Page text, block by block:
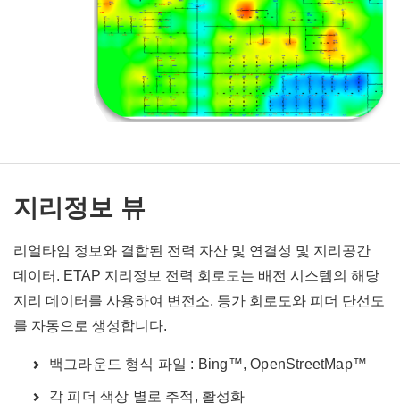
지리정보 뷰
리얼타임 정보와 결합된 전력 자산 및 연결성 및 지리공간
데이터. ETAP 지리정보 전력 회로도는 배전 시스템의 해당
지리 데이터를 사용하여 변전소, 등가 회로도와 피더 단선도
를 자동으로 생성합니다.
백그라운드 형식 파일 : Bing™, OpenStreetMap™
각 피더 색상 별로 추적, 활성화